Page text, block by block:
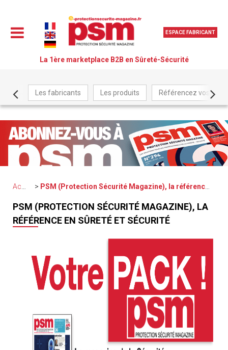
ESPACE FABRICANT
La 1ère marketplace B2B en Sûreté-Sécurité
Les fabricants Les produits Référencez vos
PSM (Protection Sécurité Magazine), la référence en Sûreté et Sécurité
PSM (PROTECTION SÉCURITÉ MAGAZINE), LA
RÉFÉRENCE EN SÛRETÉ ET SÉCURITÉ